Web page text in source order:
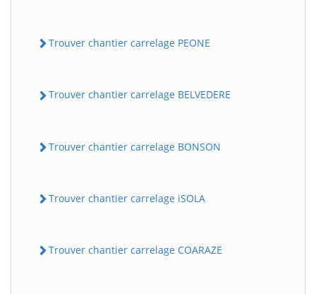
Trouver chantier carrelage PEONE
Trouver chantier carrelage BELVEDERE
Trouver chantier carrelage BONSON
Trouver chantier carrelage iSOLA
Trouver chantier carrelage COARAZE